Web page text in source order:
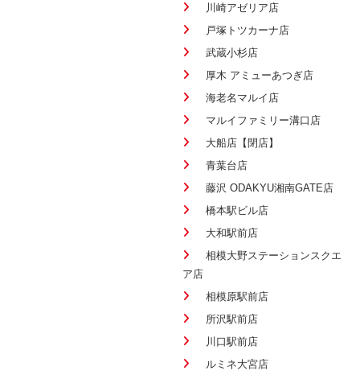
川崎アゼリア店
戸塚トツカーナ店
武蔵小杉店
厚木 アミューあつぎ店
海老名マルイ店
マルイファミリー溝口店
大船店【閉店】
青葉台店
藤沢 ODAKYU湘南GATE店
橋本駅ビル店
大和駅前店
相模大野ステーションスクエ
ア店
相模原駅前店
所沢駅前店
川口駅前店
ルミネ大宮店